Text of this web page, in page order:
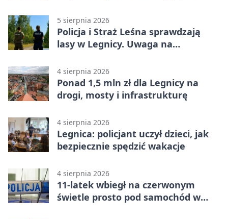
5 sierpnia 2026
Policja i Straż Leśna sprawdzają
lasy w Legnicy. Uwaga na
4 sierpnia 2026
Ponad 1,5 mln zł dla Legnicy na
drogi, mosty i infrastrukturę
4 sierpnia 2026
Legnica: policjant uczył dzieci, jak
bezpiecznie spędzić wakacje
4 sierpnia 2026
11-latek wbiegł na czerwonym
świetle prosto pod samochód w